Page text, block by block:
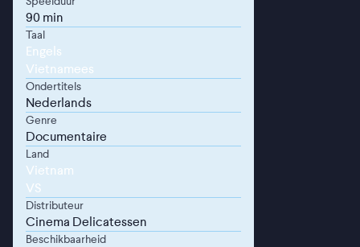
90 min
Taal
Engels
Vietnamees
Ondertitels
Nederlands
Genre
Documentaire
Land
Vietnam
VS
Distributeur
Cinema Delicatessen
Beschikbaarheid